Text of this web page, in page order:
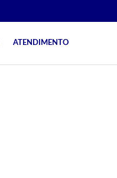
ATENDIMENTO